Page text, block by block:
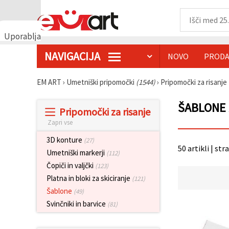
Uporabljamo
Uporabljamo
NAVIGACIJA NOVO
EM ART › Umetniški pripomočki (1544)› Pripomočki za risanje
Pripomočki za risanje
Zapri vse
3D konture (27)
Umetniški markerji (112)
Čopiči in valjčki (123)
Platna in bloki za skiciranje (121)
Šablone (49)
Svinčniki in barvice (81)
50 artikli |